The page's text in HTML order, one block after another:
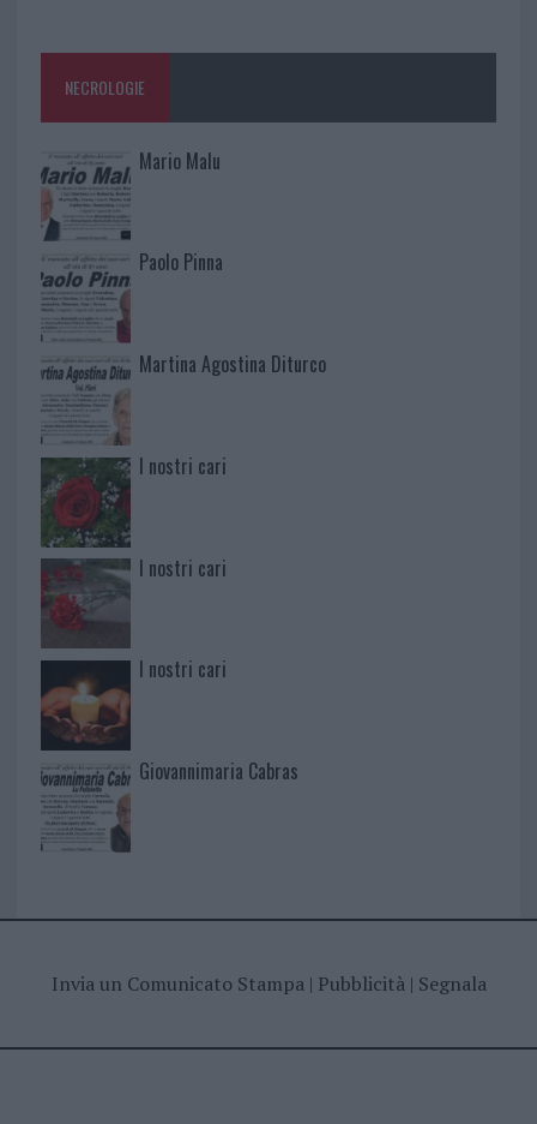
NECROLOGIE
Mario Malu
Paolo Pinna
Martina Agostina Diturco
I nostri cari
I nostri cari
I nostri cari
Giovannimaria Cabras
Invia un Comunicato Stampa| Pubblicità| Segnala